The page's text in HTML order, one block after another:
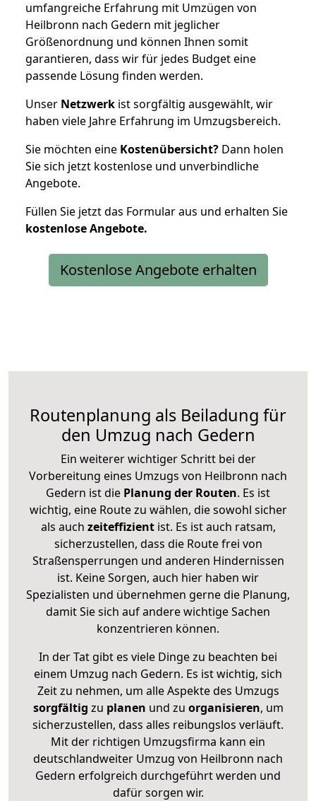
umfangreiche Erfahrung mit Umzügen von
Heilbronn nach Gedern mit jeglicher
Größenordnung und können Ihnen somit
garantieren, dass wir für jedes Budget eine
passende Lösung finden werden.
Unser Netzwerk ist sorgfältig ausgewählt, wir
haben viele Jahre Erfahrung im Umzugsbereich.
Sie möchten eine Kostenübersicht? Dann holen
Sie sich jetzt kostenlose und unverbindliche
Angebote.
Füllen Sie jetzt das Formular aus und erhalten Sie
kostenloseAngebote.
Kostenlose Angebote erhalten
Routenplanung als Beiladung für
den Umzug nach Gedern
Ein weiterer wichtiger Schritt bei der
Vorbereitung eines Umzugs von Heilbronn nach
Gedern ist die Planung der Routen. Es ist
wichtig, eine Route zu wählen, die sowohl sicher
als auch zeiteffizientist. Es ist auch ratsam,
sicherzustellen, dass die Route frei von
Straßensperrungen und anderen Hindernissen
ist. Keine Sorgen, auch hier haben wir
Spezialisten und übernehmen gerne die Planung,
damit Sie sich auf andere wichtige Sachen
konzentrieren können.
In der Tat gibt es viele Dinge zu beachten bei
einem Umzug nach Gedern. Es ist wichtig, sich
Zeit zu nehmen, um alle Aspekte des Umzugs
sorgfältig zu planen und zu organisieren, um
sicherzustellen, dass alles reibungslos verläuft.
Mit der richtigen Umzugsfirma kann ein
deutschlandweiter Umzug von Heilbronn nach
Gedern erfolgreich durchgeführt werden und
dafür sorgen wir.